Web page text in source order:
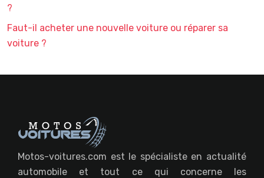
?
Faut-il acheter une nouvelle voiture ou réparer sa
voiture ?
Motos-voitures.com est le spécialiste en actualité
automobile et tout ce qui concerne les